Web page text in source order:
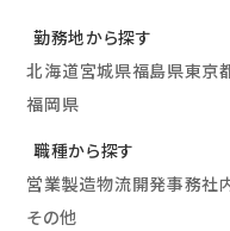
勤務地から探す
北海道宮城県福島県東京
福岡県
職種から探す
営業製造物流開発事務社
その他